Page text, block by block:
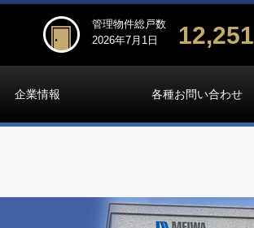
管理物件総戸数
2026年7月1日
12,251
企業情報 各種お問い合わせ